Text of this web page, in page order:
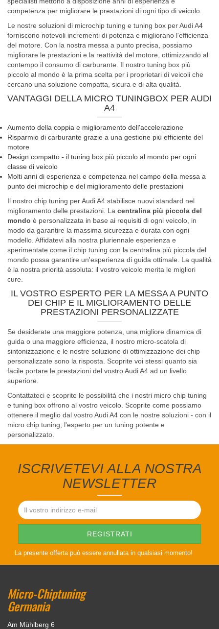
competenza per migliorare le prestazioni di ogni tipo di veicolo.
Le nostre soluzioni di microchip tuning e tuning box per Audi A4
forniscono notevoli incrementi di potenza e migliorano l'efficienza
del motore. Con la nostra messa a punto precisa, possiamo
migliorare le prestazioni e la reattività del motore, ottimizzando al
contempo il consumo di carburante. Il nostro tuning box più
piccolo al mondo è la prima scelta per i proprietari di veicoli che
cercano una soluzione compatta, sicura e di alta qualità.
VANTAGGI DELLA MICRO TUNINGBOX PER AUDI
A4
Aumento della coppia e miglioramento dell'accelerazione
Risparmio di carburante grazie a una gestione più efficiente del
motore
Design compatto - il tuning box più piccolo al mondo per ogni
classe di veicolo
Molti anni di esperienza e competenza nel campo della messa a
punto dei microchip e del miglioramento delle prestazioni
Il nostro chip tuning per Audi A4 stabilisce nuovi standard nel
miglioramento delle prestazioni. La centralina più piccola del
mondo è personalizzata in base ai requisiti di ogni veicolo, in
modo da garantire la massima sicurezza e durata con ogni
modello. Affidatevi alla nostra pluriennale esperienza e
sperimentate come il chip tuning con la centralina più piccola del
mondo possa garantire un'esperienza di guida ottimale. La qualità
è la nostra priorità assoluta: il vostro veicolo merita le migliori
cure.
IL VOSTRO ESPERTO PER LA MESSA A PUNTO
DEI CHIP E IL MIGLIORAMENTO DELLE
PRESTAZIONI PERSONALIZZATE
Se desiderate una maggiore potenza, una migliore dinamica di
guida o una maggiore efficienza, il nostro micro-scatola di
sintonizzazione e le nostre soluzione di ottimizzazione dei chip
personalizzate sono la risposta. Scoprite voi stessi quanto sia
facile portare le prestazioni del vostro Audi A4 ad un livello
superiore.
Contattateci e scoprite le possibilità che i nostri micro chip tuning
e tuning box offrono al vostro veicolo. Scoprite come possiamo
ottenere il meglio dal vostro Audi A4 con le nostre soluzioni - con il
micro chip tuning, l'esperto per un tuning potente e
personalizzato.
ISCRIVETEVI ALLA NOSTRA
NEWSLETTER
La presente offerta può essere annullata in qualsiasi momento!
Micro-Chiptuning
Germania
Am Mühlberg 6